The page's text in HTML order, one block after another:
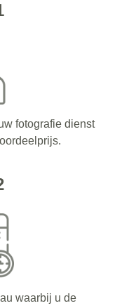
fotografie dienst
waarbij u de